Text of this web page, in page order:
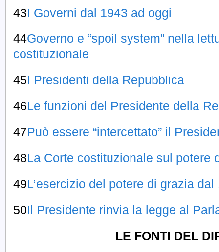
43I Governi dal 1943 ad oggi
44Governo e “spoil system” nella
costituzionale
45I Presidenti della Repubblica
46Le funzioni del Presidente della
47Può essere “intercettato” il
48La Corte costituzionale sul potere
49L’esercizio del potere di grazia
50Il Presidente rinvia la legge al
LE FONTI DEL